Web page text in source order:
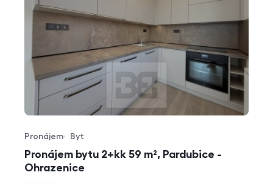
Pronájem bytu 2+kk 59 m², Pardubice -
Ohrazenice
Typ nabídky
Pronájem
Typ nemovitosti
Byt